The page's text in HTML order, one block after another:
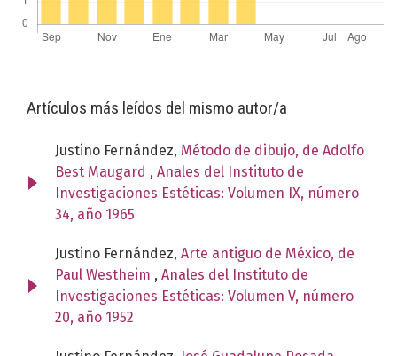
Artículos más leídos del mismo autor/a
Justino Fernández, Método de dibujo, de Adolfo
Best Maugard , Anales del Instituto de
Investigaciones Estéticas: Volumen IX, número
34, año 1965
Justino Fernández, Arte antiguo de México, de
Paul Westheim , Anales del Instituto de
Investigaciones Estéticas: Volumen V, número
20, año 1952